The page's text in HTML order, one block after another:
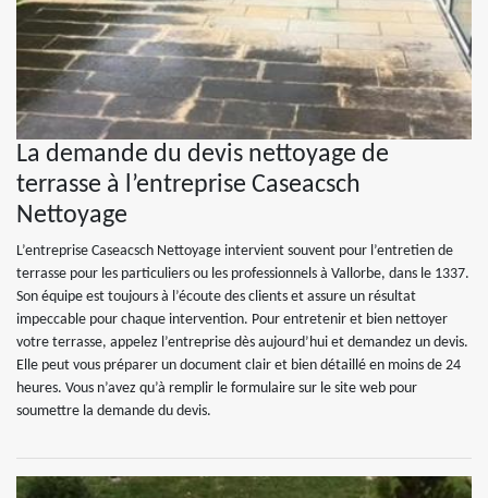
La demande du devis nettoyage de
terrasse à l’entreprise Caseacsch
Nettoyage
L’entreprise Caseacsch Nettoyage intervient souvent pour l’entretien de
terrasse pour les particuliers ou les professionnels à Vallorbe, dans le 1337.
Son équipe est toujours à l’écoute des clients et assure un résultat
impeccable pour chaque intervention. Pour entretenir et bien nettoyer
votre terrasse, appelez l’entreprise dès aujourd’hui et demandez un devis.
Elle peut vous préparer un document clair et bien détaillé en moins de 24
heures. Vous n’avez qu’à remplir le formulaire sur le site web pour
soumettre la demande du devis.